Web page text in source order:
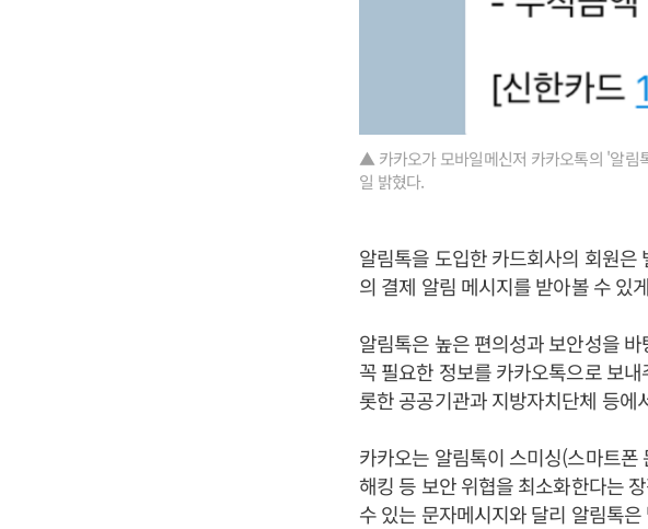
▲ 카카오가 모바일메신저 카카오톡의 '알림
일 밝혔다.
알림톡을 도입한 카드회사의 회원
의 결제 알림 메시지를 받아볼 수 있
알림톡은 높은 편의성과 보안성을
꼭 필요한 정보를 카카오톡으로 보
롯한 공공기관과 지방자치단체 등에
카카오는 알림톡이 스미싱(스마트
해킹 등 보안 위협을 최소화한다는
수 있는 문자메시지와 달리 알림톡